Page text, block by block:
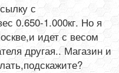
с
0.650-1.000кг. Но я
идет с весом
другая.. Магазин и